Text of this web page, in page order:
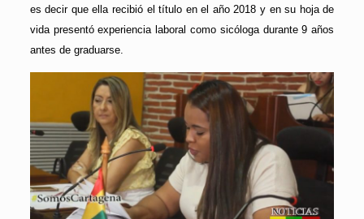
es decir que ella recibió el título en el año 2018 y en su hoja de
vida presentó experiencia laboral como sicóloga durante 9 años
antes de graduarse.